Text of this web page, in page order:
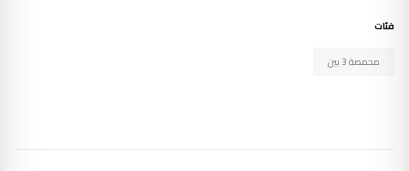
فئات
محمصة 3 بين